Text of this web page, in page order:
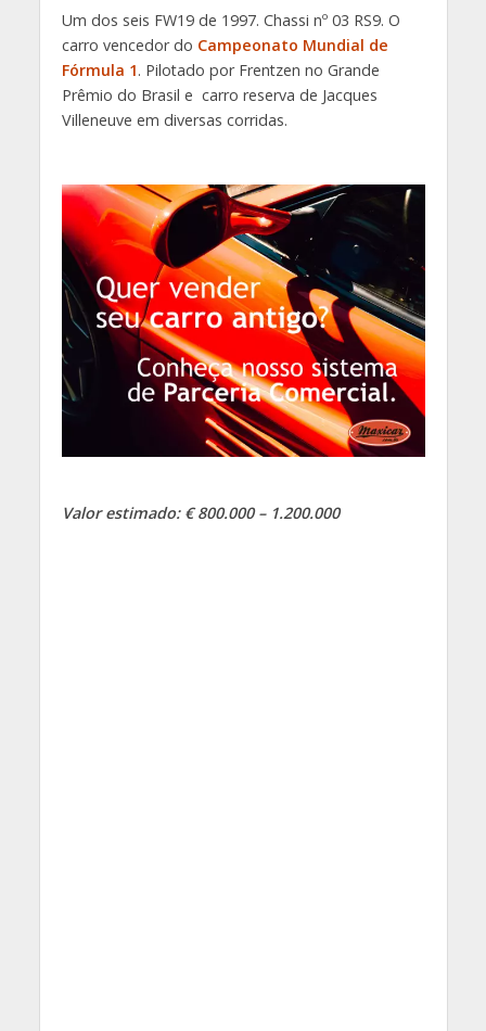
Um dos seis FW19 de 1997. Chassi nº 03 RS9. O
carro vencedor do Campeonato Mundial de
Fórmula 1. Pilotado por Frentzen no Grande
Prêmio do Brasil e carro reserva de Jacques
Villeneuve em diversas corridas.
Valor estimado: € 800.000 – 1.200.000